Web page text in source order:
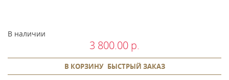
В наличии
3 800.00 р.
В КОРЗИНУ БЫСТРЫЙ ЗАКАЗ